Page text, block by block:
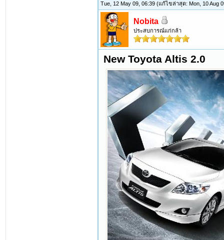
Tue, 12 May 09, 06:39(แก้ไขล่าสุด: Mon, 10 Aug
Nobita
ประสบการณ์แก่กล้า
New Toyota Altis 2.0